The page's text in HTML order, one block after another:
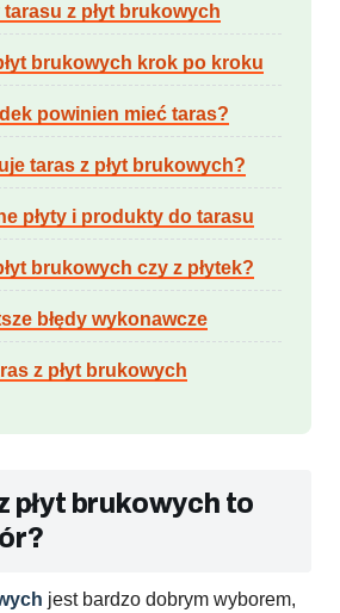
tarasu z płyt brukowych
brukowych krok po kroku
powinien mieć taras?
taras z płyt brukowych?
płyty i produkty do tarasu
brukowych czy z płytek?
błędy wykonawcze
z płyt brukowych
płyt brukowych to
jest bardzo dobrym wyborem,